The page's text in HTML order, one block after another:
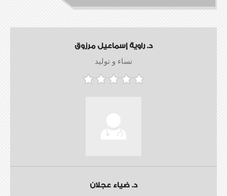
د. راوية إسماعيل مرزوق
نساء و توليد
د. ضياء عجلان